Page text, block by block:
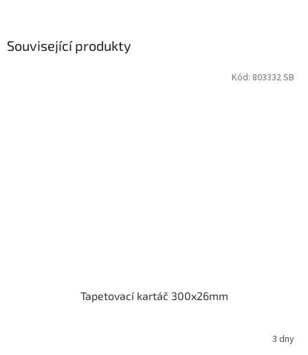
Související produkty
Tapetovací kartáč 300x26mm
3 dny
Kód: 803332 SB